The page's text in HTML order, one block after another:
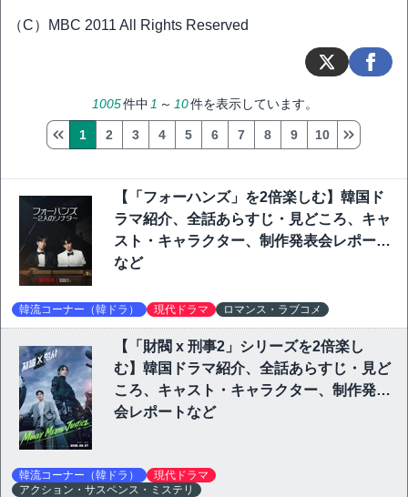
（C）MBC 2011 All Rights Reserved
1005件中 1 ～ 10件を表示しています。
1 2 3 4 5 6 7 8 9 10
【「フォーハンズ」を2倍楽しむ】韓国ド
ラマ紹介、全話あらすじ・見どころ、キャ
スト・キャラクター、制作発表会レポート
など
韓流コーナー（韓ドラ） 現代ドラマ ロマンス・ラブコメ
【「財閥 x 刑事2」シリーズを2倍楽し
む】韓国ドラマ紹介、全話あらすじ・見ど
ころ、キャスト・キャラクター、制作発表
会レポートなど
韓流コーナー（韓ドラ）
現代ドラマ
アクション・サスペンス・ミステリ